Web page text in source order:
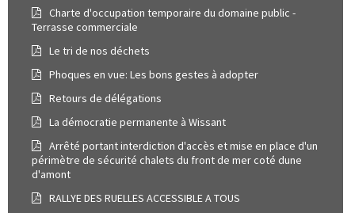
Charte d'occupation temporaire du domaine public -
Terrasse commerciale
Le tri de nos déchets
Phoques en vue: Les bons gestes à adopter
Retours de délégations
La démocratie permanente à Wissant
Arrêté portant interdiction d'accès et mise en place d'un
périmètre de sécurité chalets du front de mer coté dune
d'amont
RALLYE DES RUELLES ACCESSIBLE A TOUS